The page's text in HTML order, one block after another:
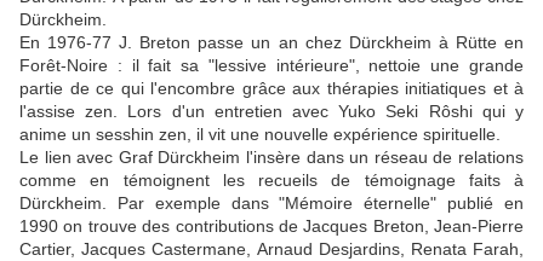
Dürckheim.
En 1976-77 J. Breton passe un an chez Dürckheim à Rütte en
Forêt-Noire : il fait sa "lessive intérieure", nettoie une grande
partie de ce qui l'encombre grâce aux thérapies initiatiques et à
l'assise zen. Lors d'un entretien avec Yuko Seki Rôshi qui y
anime un sesshin zen, il vit une nouvelle expérience spirituelle.
Le lien avec Graf Dürckheim l'insère dans un réseau de relations
comme en témoignent les recueils de témoignage faits à
Dürckheim. Par exemple dans "Mémoire éternelle" publié en
1990 on trouve des contributions de Jacques Breton, Jean-Pierre
Cartier, Jacques Castermane, Arnaud Desjardins, Renata Farah,